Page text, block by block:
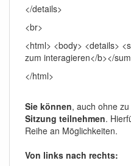
</details>
<br>
<html> <body> <details>
zum interagieren</b></
</html>
Sie können, auch ohne
Sitzung teilnehmen.
Reihe an Möglichkeiten.
Von links nach rechts: